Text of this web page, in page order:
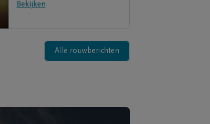
Bekijken
Alle rouwberichten